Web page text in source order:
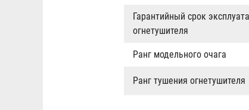
Гарантийный срок
огнетушителя
Ранг модельного очага
Ранг тушения огнетушителя